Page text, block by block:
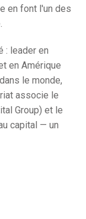
en font l'un des
: leader en
en Amérique
le monde,
associe le
Group) et le
capital — un